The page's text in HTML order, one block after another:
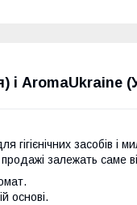
і AromaUkraine
гігієнічних засобів
залежать саме
основі.